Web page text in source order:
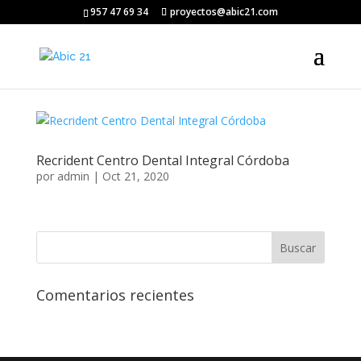
957 47 69 34 proyectos@abic21.com
Recrident Centro Dental Integral Córdoba
por admin | Oct 21, 2020
Comentarios recientes